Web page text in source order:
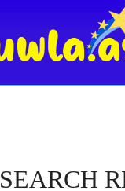
SEARCH